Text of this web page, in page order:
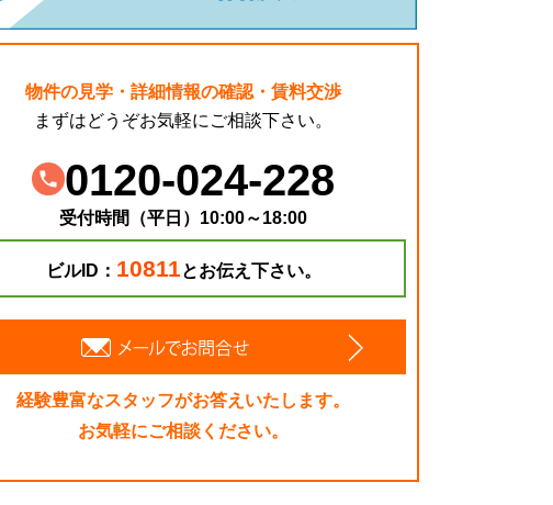
物件の見学・詳細情報の確認・賃料交渉
まずはどうぞお気軽にご相談下さい。
0120-024-228
受付時間（平日）10:00～18:00
ビルID： 10811とお伝え下さい。
経験豊富なスタッフがお答えいたします。
お気軽にご相談ください。